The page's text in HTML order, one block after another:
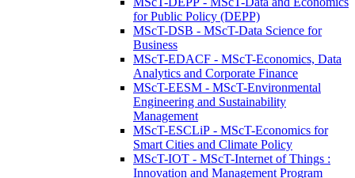
for Public Policy (DEPP)
MScT-DSB - MScT-Data Science for
Business
MScT-EDACF - MScT-Economics, Data
Analytics and Corporate Finance
MScT-EESM - MScT-Environmental
Engineering and Sustainability
Management
MScT-ESCLiP - MScT-Economics for
Smart Cities and Climate Policy
MScT-IOT - MScT-Internet of Things :
Innovation and Management Program